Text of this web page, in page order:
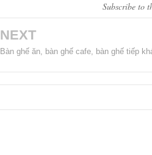
Subscribe to
NEXT
Bàn ghế ăn, bàn ghế cafe, bàn ghế tiếp